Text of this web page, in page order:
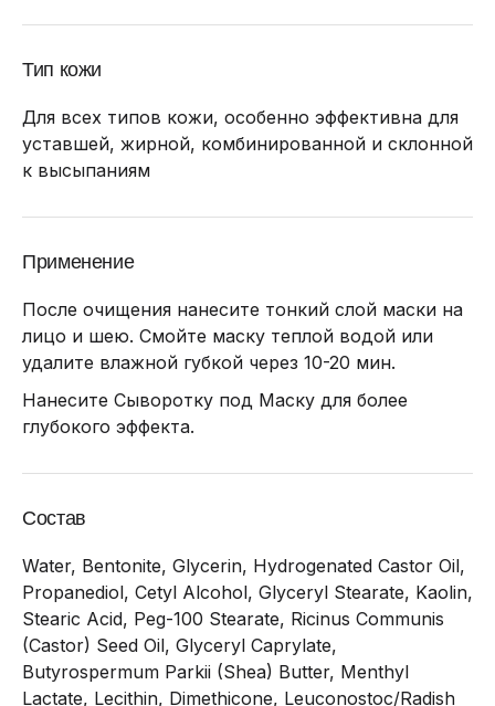
Тип кожи
Для всех типов кожи, особенно эффективна для
уставшей, жирной, комбинированной и склонной
к высыпаниям
Применение
После очищения нанесите тонкий слой маски на
лицо и шею. Смойте маску теплой водой или
удалите влажной губкой через 10-20 мин.
Нанесите Сыворотку под Маску для более
глубокого эффекта.
Состав
Water, Bentonite, Glycerin, Hydrogenated Castor Oil,
Propanediol, Cetyl Alcohol, Glyceryl Stearate, Kaolin,
Stearic Acid, Peg-100 Stearate, Ricinus Communis
(Castor) Seed Oil, Glyceryl Caprylate,
Butyrospermum Parkii (Shea) Butter, Menthyl
Lactate, Lecithin, Dimethicone, Leuconostoc/Radish